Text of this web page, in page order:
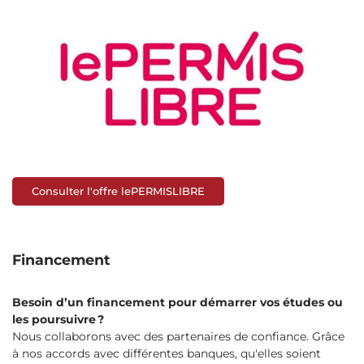
Consulter l'offre lePERMISLIBRE
Financement
Besoin d’un financement pour démarrer vos études ou
les poursuivre ?
Nous collaborons avec des partenaires de confiance. Grâce
à nos accords avec différentes banques, qu'elles soient